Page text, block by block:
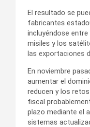
El resultado se
fabricantes
incluyéndose
misiles y los
las exportaciones
En noviembre
aumentar el
reducen y los
fiscal
plazo mediante el
sistemas